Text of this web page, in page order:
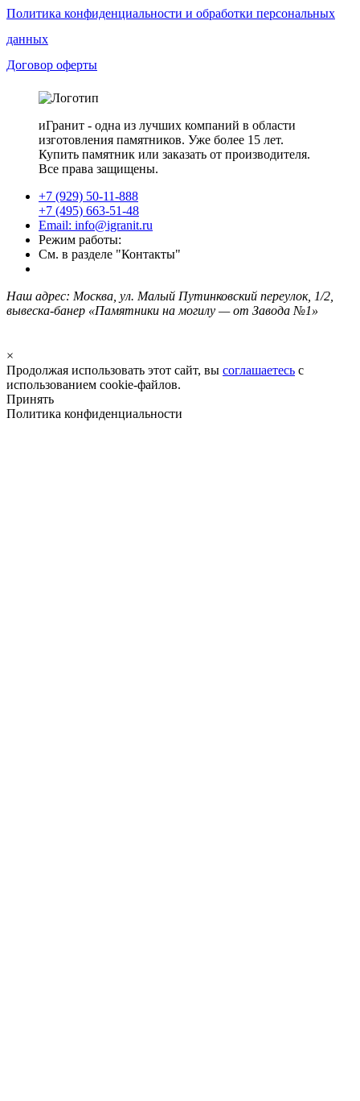
Политика конфиденциальности и обработки персональных
данных
Договор оферты
иГранит - одна из лучших компаний в области
изготовления памятников. Уже более 15 лет.
Купить памятник или заказать от производителя.
Все права защищены.
+7 (929) 50-11-888
+7 (495) 663-51-48
Email: info@igranit.ru
Режим работы:
См. в разделе "Контакты"
Наш адрес: Москва, ул. Малый Путинковский переулок, 1/2,
вывеска-банер «Памятники на могилу — от Завода №1»
×
Продолжая использовать этот сайт, вы соглашаетесь с
использованием cookie-файлов.
Принять
Политика конфиденциальности